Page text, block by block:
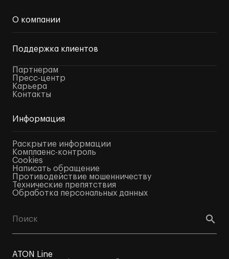
О компании
Поддержка клиентов
Партнерам
Пресс-центр
Карьера
Контакты
Информация
Раскрытие информации
Комплаенс-контроль
Cookies
Написать обращение
Противодействие мошенничеству
Технические препятствия
Обработка персональных данных
ATON Line